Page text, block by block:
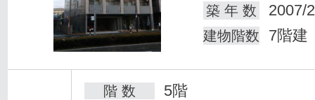
築 年 数
2007/
建物階数 7階建
階 数 5階